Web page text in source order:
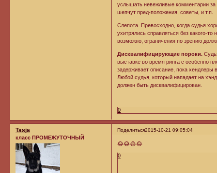
услышать невежливые комментарии за
шепчут пред-положения, советы, и т.п.
Слепота. Превосходно, когда судья
ухитрялись справляться без какого-
возможно, ограничения по зрению
Дисквалифицирующие пороки.
выставке во время ринга с особенно
задерживает описание, пока хендлеры
Любой судья, который нападает на
должен быть дисквалифицирован.
0
Поделиться2015-10-21 09:05:04
Tasja
класс ПРОМЕЖУТОЧНЫЙ
😂😂😂😂
0